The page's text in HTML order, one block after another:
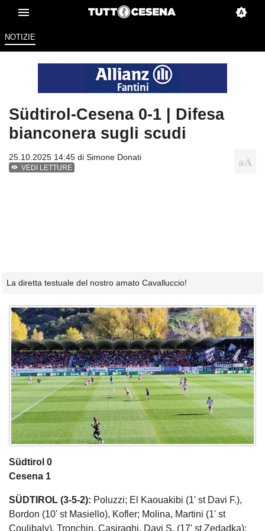
NOTIZIE
Südtirol-Cesena 0-1 | Difesa
bianconera sugli scudi
25.10.2025 14:45 di Simone Donati
VEDI LETTURE
La diretta testuale del nostro amato Cavalluccio!
Südtirol 0
Cesena 1
SÜDTIROL (3-5-2): Poluzzi; El Kaouakibi (1' st Davi F.),
Bordon (10' st Masiello), Kofler; Molina, Martini (1' st
Coulibaly), Tronchin, Casiraghi, Davi S. (17' st Zedadka);